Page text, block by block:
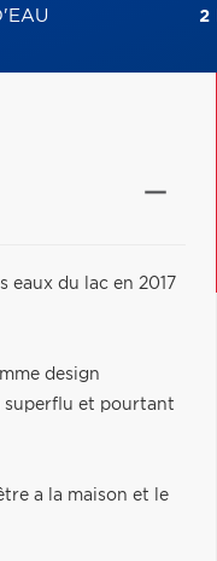
2
eaux du lac en 2017
design
superflu et pourtant
a la maison et le